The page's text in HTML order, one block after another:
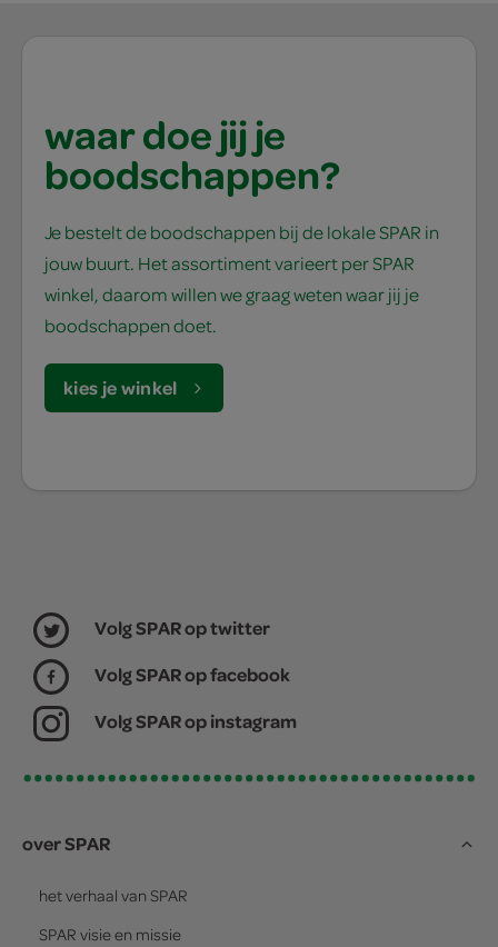
waar doe jij je
boodschappen?
Je bestelt de boodschappen bij de lokale SPAR in
jouw buurt. Het assortiment varieert per SPAR
winkel, daarom willen we graag weten waar jij je
boodschappen doet.
kies je winkel
Volg SPAR op twitter
Volg SPAR op facebook
Volg SPAR op instagram
over SPAR
het verhaal van SPAR
SPAR visie en missie